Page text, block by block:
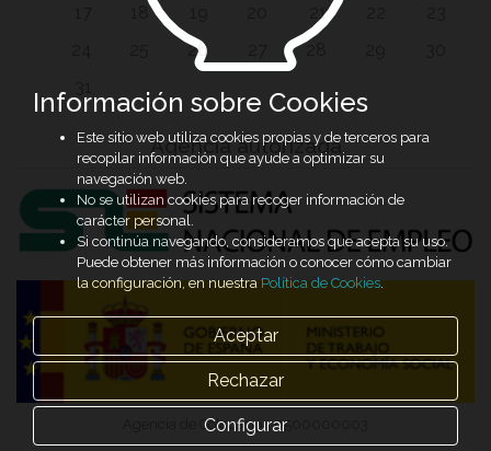
21
26 28
Agencia autorizada
Agencia de Colocación 0500000003
Información sobre Cookies
Este sitio web utiliza cookies propias y de terceros para
recopilar información que ayude a optimizar su
navegación web.
No se utilizan cookies para recoger información de
carácter personal.
Si continúa navegando, consideramos que acepta su uso.
Puede obtener más información o conocer cómo cambiar
la configuración, en nuestraPolítica de Cookies.
Aceptar
Rechazar
Configurar